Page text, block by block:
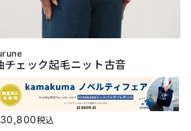
チェック起毛ニット古音
30,800税込